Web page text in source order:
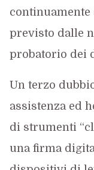
previsto dalle
probatorio dei
Un terzo
assistenza ed
di strumenti
una firma